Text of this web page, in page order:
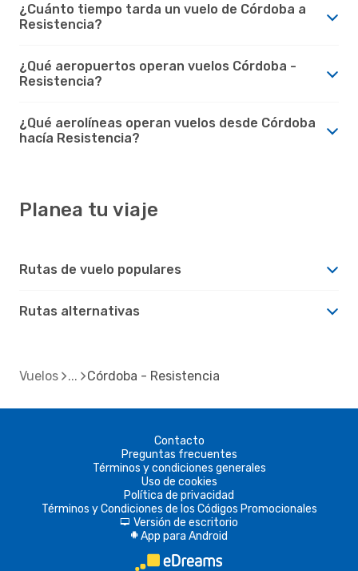
¿Cuánto tiempo tarda un vuelo de Córdoba a
Resistencia?
¿Qué aeropuertos operan vuelos Córdoba -
Resistencia?
¿Qué aerolíneas operan vuelos desde Córdoba
hacía Resistencia?
Planea tu viaje
Rutas de vuelo populares
Rutas alternativas
Vuelos Córdoba - Resistencia
Contacto
Preguntas frecuentes
Términos y condiciones generales
Uso de cookies
Política de privacidad
Términos y Condiciones de los Códigos Promocionales
d Versión de escritorio
A App para Android